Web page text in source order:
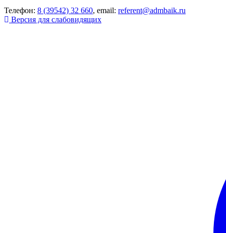
Телефон: 8 (39542) 32 660, email: referent@admbaik.ru
Версия для слабовидящих